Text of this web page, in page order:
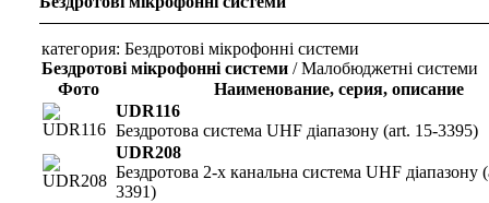
категория: Бездротові мікрофонні системи
Бездротові мікрофонні системи / Малобюджетні системи
Фото
Наименование, серия, описание
UDR116
Бездротова система UHF діапазону (art. 15-3395)
UDR208
Бездротова 2-х канальна система UHF діапазону
3391)